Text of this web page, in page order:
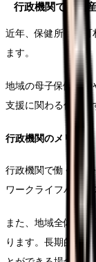
行政機関での助
近年、保健所や市
ます。
地域の母子保健活
支援に関わる仕事で
行政機関のメリット
行政機関で働くメリ
ワークライフバラン
また、地域全体の
ります。長期的な